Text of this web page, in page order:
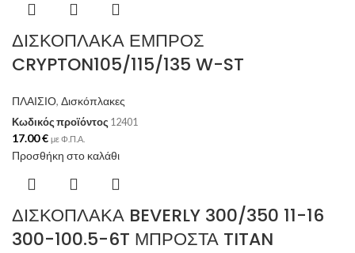
ΔΙΣΚΟΠΛΑΚΑ ΕΜΠΡΟΣ
CRYPTON105/115/135 W-ST
ΠΛΑΙΣΙΟ, Δισκόπλακες
Κωδικός προϊόντος 12401
17.00€ με Φ.Π.Α.
Προσθήκη στο καλάθι
ΔΙΣΚΟΠΛΑΚΑ BEVERLY 300/350 11-16
300-100.5-6T ΜΠΡΟΣΤΑ TITAN